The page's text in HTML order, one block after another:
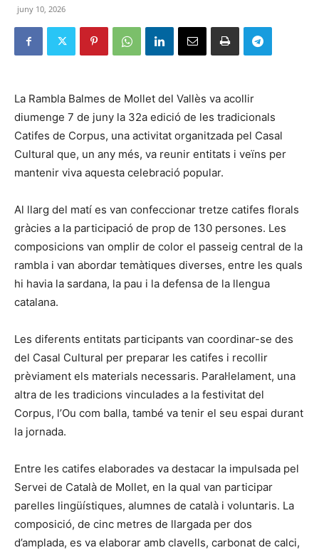
juny 10, 2026
La Rambla Balmes de Mollet del Vallès va acollir
diumenge 7 de juny la 32a edició de les tradicionals
Catifes de Corpus, una activitat organitzada pel Casal
Cultural que, un any més, va reunir entitats i veïns per
mantenir viva aquesta celebració popular.
Al llarg del matí es van confeccionar tretze catifes florals
gràcies a la participació de prop de 130 persones. Les
composicions van omplir de color el passeig central de la
rambla i van abordar temàtiques diverses, entre les quals
hi havia la sardana, la pau i la defensa de la llengua
catalana.
Les diferents entitats participants van coordinar-se des
del Casal Cultural per preparar les catifes i recollir
prèviament els materials necessaris. Paral·lelament, una
altra de les tradicions vinculades a la festivitat del
Corpus, l’Ou com balla, també va tenir el seu espai durant
la jornada.
Entre les catifes elaborades va destacar la impulsada pel
Servei de Català de Mollet, en la qual van participar
parelles lingüístiques, alumnes de català i voluntaris. La
composició, de cinc metres de llargada per dos
d’amplada, es va elaborar amb clavells, carbonat de calci,